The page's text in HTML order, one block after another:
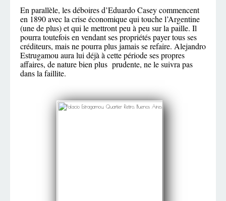
En parallèle, les déboires d’Eduardo Casey commencent
en 1890 avec la crise économique qui touche l’Argentine
(une de plus) et qui le mettront peu à peu sur la paille. Il
pourra toutefois en vendant ses propriétés payer tous ses
créditeurs, mais ne pourra plus jamais se refaire. Alejandro
Estrugamou aura lui déjà à cette période ses propres
affaires, de nature bien plus prudente, ne le suivra pas
dans la faillite.